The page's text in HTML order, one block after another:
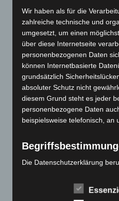
Elektro-
Elektro-
Elektro-
Elektro-
Elektro-
Elektro-
AGB
Wir haben als für die
zahlreiche technische und
umgesetzt, um einen
über diese Internetseite
personenbezogenen Daten
können Internetbasierte
grundsätzlich
absoluter Schutz nicht
diesem Grund steht es jeder
personenbezogene Daten
beispielsweise telefonisch, an
Die Datenschutzerklärung
und Verordnungsgeber beim
Grundverordnung (DS-GVO)